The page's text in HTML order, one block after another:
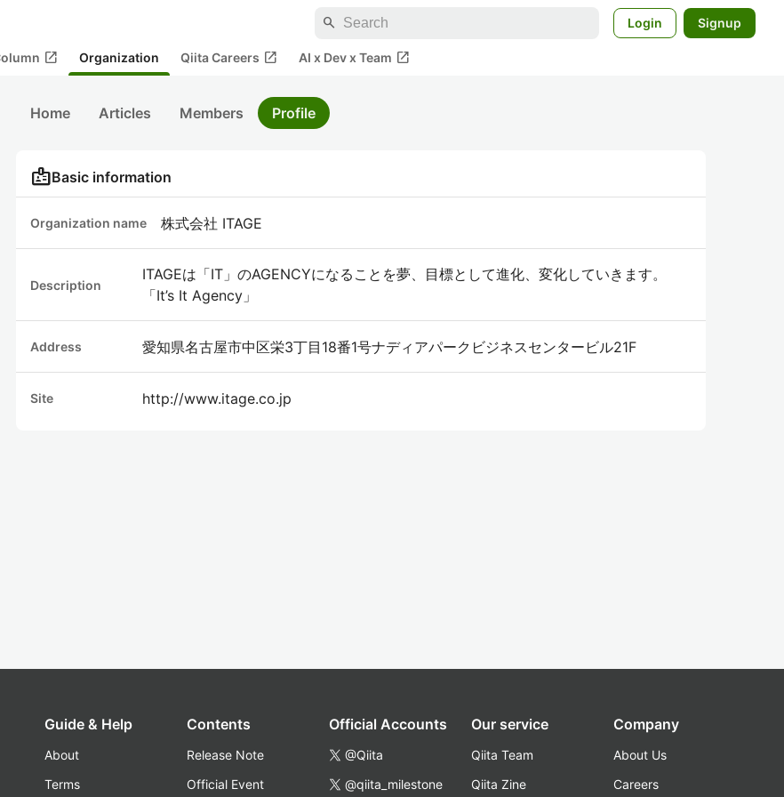
search Login Signup
open_in_new Organization Qiita Careers open_in_new AI x Dev x Team open_in_new
Home Articles Members Profile
badgeBasic information
Organization name 株式会社 ITAGE
Description
ITAGEは「IT」のAGENCYになることを夢、目標として進化、変化していきます。
「It’s It Agency」
Address 愛知県名古屋市中区栄3丁目18番1号ナディアパークビジネスセンタービル21F
Site http://www.itage.co.jp
Guide & Help
About
Terms
Contents
Release Note
Official Event
Official Accounts
@Qiita
@qiita_milestone
Our service
Qiita Team
Qiita Zine
Company
About Us
Careers